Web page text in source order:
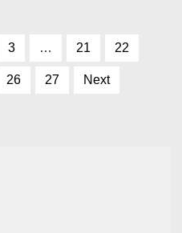
3 … 21 22
26 27 Next